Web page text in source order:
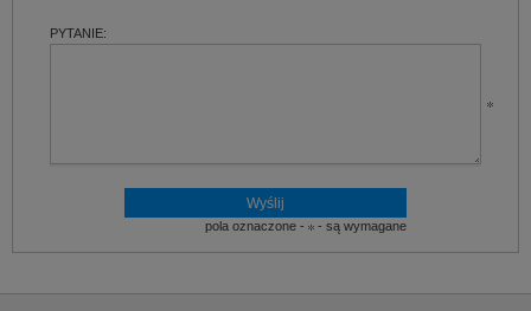
PYTANIE:
pola oznaczone - - są wymagane